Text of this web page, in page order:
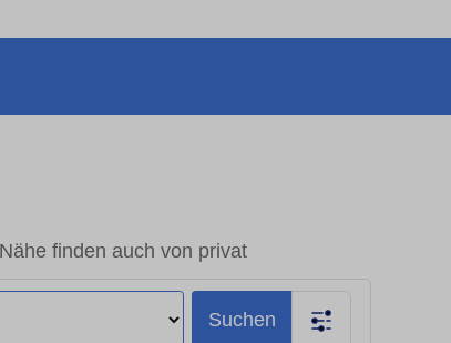
finden auch von privat
Suchen